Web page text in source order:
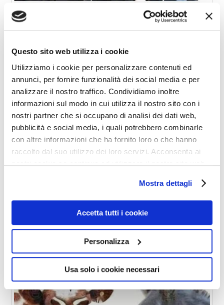
Questo sito web utilizza i cookie
Utilizziamo i cookie per personalizzare contenuti ed
annunci, per fornire funzionalità dei social media e per
analizzare il nostro traffico. Condividiamo inoltre
informazioni sul modo in cui utilizza il nostro sito con i
nostri partner che si occupano di analisi dei dati web,
pubblicità e social media, i quali potrebbero combinarle
con altre informazioni che ha fornito loro o che hanno
raccolto dal suo utilizzo dei loro servizi. Acconsenta ai
nostri cookie se continua ad utilizzare il nostro sito web.
Mostra dettagli
Accetta tutti i cookie
Personalizza
Usa solo i cookie necessari
TANTO MIGLIORI
CHE PERFINO GLI ANIMALI
CI AMMIRANO